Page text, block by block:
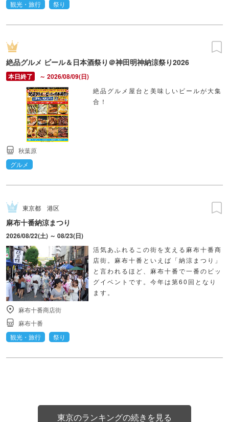
観光・旅行
祭り
絶品グルメ ビール＆日本酒祭り＠神田明神納涼祭り2026
～ 2026/08/09(日)
絶品グルメ屋台と美味しいビールが大集
合！
秋葉原
グルメ
東京都 港区
麻布十番納涼まつり
2026/08/22(土) ～ 08/23(日)
活気あふれるこの街を支える麻布十番商
店街。麻布十番といえば「納涼まつり」
と言われるほど、麻布十番で一番のビッ
グイベントです。今年は第60回となり
ます。
麻布十番商店街
麻布十番
観光・旅行
祭り
東京のランキングの続きを見る